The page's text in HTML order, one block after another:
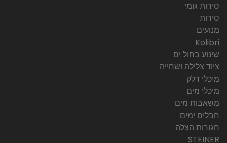
סירות גומי
סירות
מנועים
Kolibri
שינוע בחול ים
ציוד צלילה ושחייה
מיכלי דלק
מיכלי מים
משאבות מים
חבלים ימים
חגורות הצלה
STEINER